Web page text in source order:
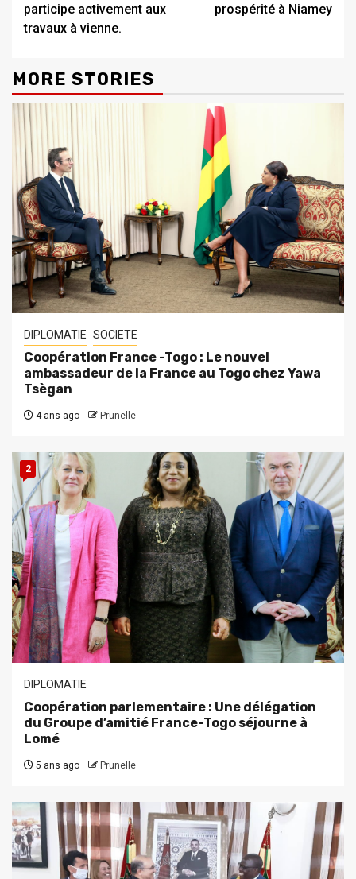
participe activement aux
travaux à vienne.
prospérité à Niamey
MORE STORIES
DIPLOMATIE SOCIETE
Coopération France -Togo : Le nouvel
ambassadeur de la France au Togo chez Yawa
Tsègan
4 ans ago Prunelle
2
DIPLOMATIE
Coopération parlementaire : Une délégation
du Groupe d’amitié France-Togo séjourne à
Lomé
5 ans ago Prunelle